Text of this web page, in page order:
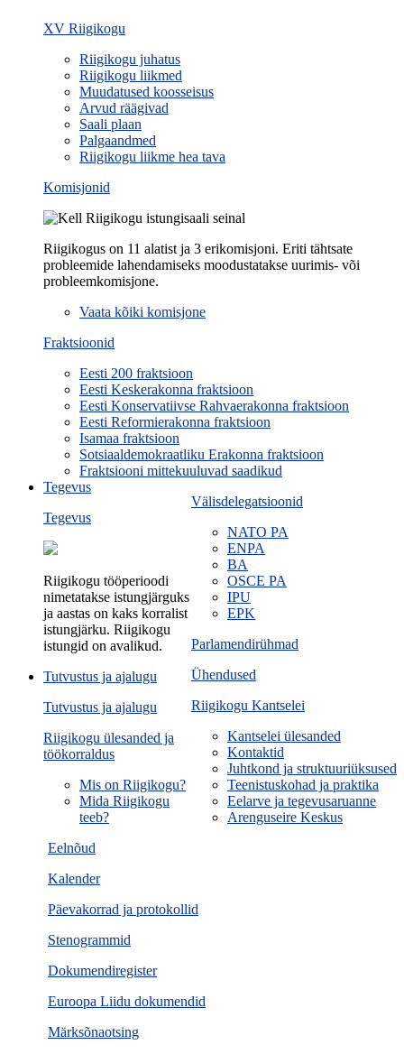
XV Riigikogu
Riigikogu juhatus
Riigikogu liikmed
Muudatused koosseisus
Arvud räägivad
Saali plaan
Palgaandmed
Riigikogu liikme hea tava
Komisjonid
Riigikogus on 11 alatist ja 3 erikomisjoni. Eriti tähtsate
probleemide lahendamiseks moodustatakse uurimis- või
probleemkomisjone.
Vaata kõiki komisjone
Fraktsioonid
Eesti 200 fraktsioon
Eesti Keskerakonna fraktsioon
Eesti Konservatiivse Rahvaerakonna fraktsioon
Eesti Reformierakonna fraktsioon
Isamaa fraktsioon
Sotsiaaldemokraatliku Erakonna fraktsioon
Fraktsiooni mittekuuluvad saadikud
Välisdelegatsioonid
NATO PA
ENPA
BA
OSCE PA
IPU
EPK
Parlamendirühmad
Ühendused
Riigikogu Kantselei
Kantselei ülesanded
Kontaktid
Juhtkond ja struktuuriüksused
Teenistuskohad ja praktika
Eelarve ja tegevusaruanne
Arenguseire Keskus
Tegevus
Tegevus
Riigikogu tööperioodi
nimetatakse istungjärguks
ja aastas on kaks korralist
istungjärku. Riigikogu
istungid on avalikud.
Eelnõud
Kalender
Päevakorrad ja protokollid
Stenogrammid
Dokumendiregister
Euroopa Liidu dokumendid
Märksõnaotsing
Tutvustus ja ajalugu
Tutvustus ja ajalugu
Riigikogu ülesanded ja
töökorraldus
Mis on Riigikogu?
Mida Riigikogu
teeb?